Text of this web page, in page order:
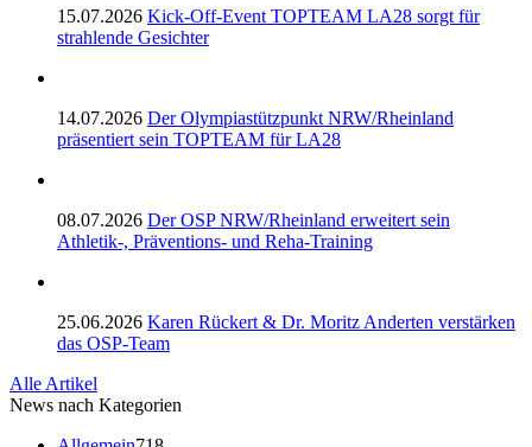
15.07.2026 Kick-Off-Event TOPTEAM LA28 sorgt für
strahlende Gesichter
14.07.2026 Der Olympiastützpunkt NRW/Rheinland
präsentiert sein TOPTEAM für LA28
08.07.2026 Der OSP NRW/Rheinland erweitert sein
Athletik-, Präventions- und Reha-Training
25.06.2026 Karen Rückert & Dr. Moritz Anderten verstärken
das OSP-Team
Alle Artikel
News nach Kategorien